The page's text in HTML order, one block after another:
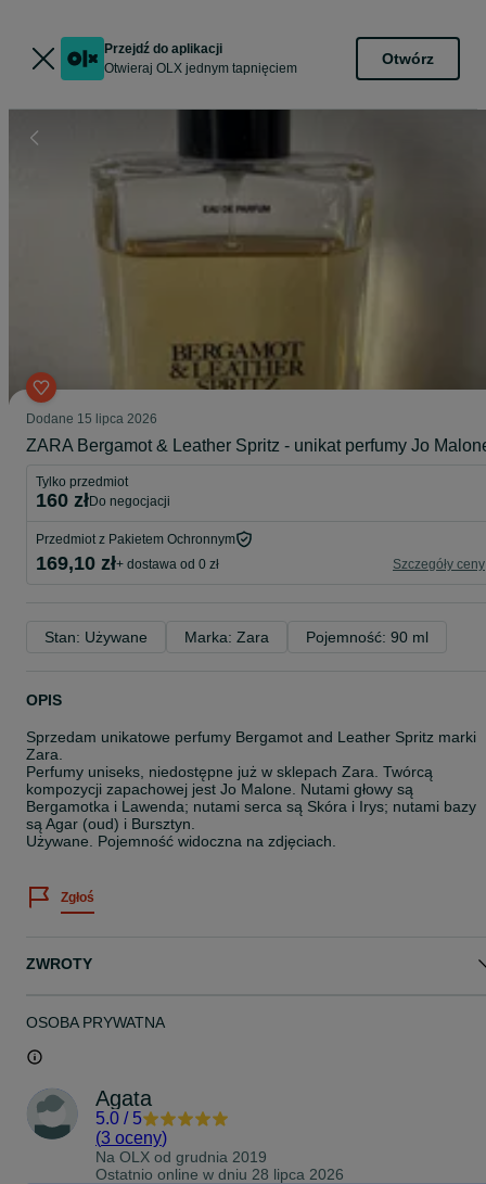
Przejdź do aplikacji
Otwieraj OLX jednym tapnięciem
Otwórz
Dodane 15 lipca 2026
ZARA Bergamot & Leather Spritz - unikat perfumy Jo
Tylko przedmiot
160 zł do negocjacji
Przedmiot z Pakietem Ochronnym
169,10 zł+ dostawa od 0 zł Szczegóły ceny
Stan: Używane Marka: Zara Pojemność: 90 ml
OPIS
Sprzedam unikatowe perfumy Bergamot and Leather Spritz marki
Zara.
Perfumy uniseks, niedostępne już w sklepach Zara. Twórcą
kompozycji zapachowej jest Jo Malone. Nutami głowy są
Bergamotka i Lawenda; nutami serca są Skóra i Irys; nutami bazy
są Agar (oud) i Bursztyn.
Używane. Pojemność widoczna na zdjęciach.
Zgłoś
ZWROTY
OSOBA PRYWATNA
Agata
5.0 / 5
(3 oceny)
Na OLX od grudnia 2019
Ostatnio online w dniu 28 lipca 2026